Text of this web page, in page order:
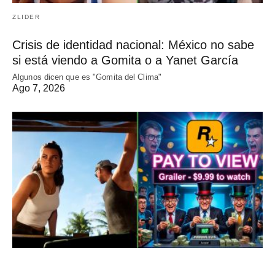
ZLIDER
Crisis de identidad nacional: México no sabe
si está viendo a Gomita o a Yanet García
Algunos dicen que es "Gomita del Clima"
Ago 7, 2026